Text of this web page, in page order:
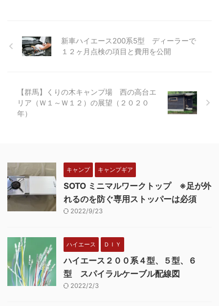
新車ハイエース200系5型 ディーラーで
１２ヶ月点検の項目と費用を公開
【群馬】くりの木キャンプ場 西の高台エ
リア（Ｗ１～Ｗ１２）の展望（２０２０
年）
キャンプ キャンプギア
SOTO ミニマルワークトップ ※足が外
れるのを防ぐ専用ストッパーは必須
2022/9/23
ハイエース ＤＩＹ
ハイエース２００系４型、５型、６
型 スパイラルケーブル配線図
2022/2/3